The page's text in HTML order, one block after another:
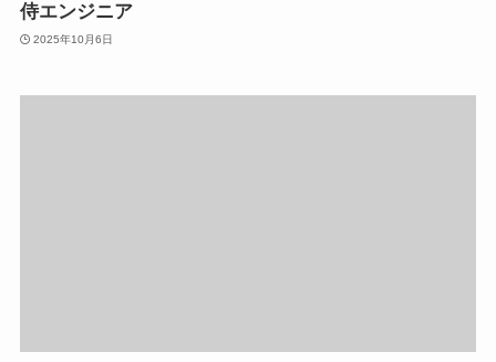
侍エンジニア
2025年10月6日